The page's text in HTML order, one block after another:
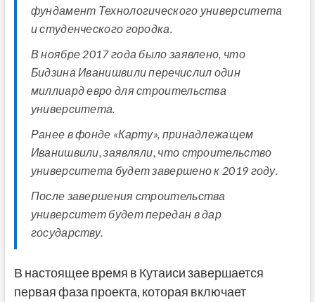
фундамент Технологического университета
и студенческого городка.
В ноябре 2017 года было заявлено, что
Бидзина Иванишвили перечислил один
миллиард евро для строительства
университета.
Ранее в фонде «Карту», принадлежащем
Иванишвили, заявляли, что строительство
университета будет завершено к 2019 году.
После завершения строительства
университет будет передан в дар
государству.
В настоящее время в Кутаиси завершается
первая фаза проекта, которая включает